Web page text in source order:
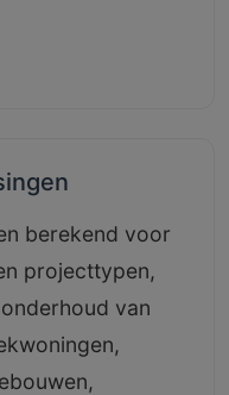
berekend voor
projecttypen,
van